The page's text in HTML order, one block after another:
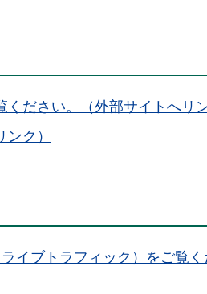
ださい。（外部サイトへリン
ク）
イブトラフィック）をご覧く